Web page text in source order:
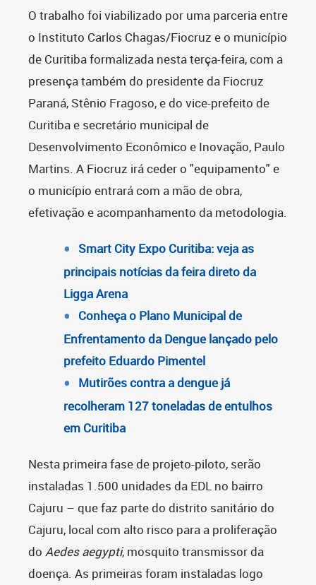
O trabalho foi viabilizado por uma parceria entre
o Instituto Carlos Chagas/Fiocruz e o município
de Curitiba formalizada nesta terça-feira, com a
presença também do presidente da Fiocruz
Paraná, Stênio Fragoso, e do vice-prefeito de
Curitiba e secretário municipal de
Desenvolvimento Econômico e Inovação, Paulo
Martins. A Fiocruz irá ceder o "equipamento" e
o município entrará com a mão de obra,
efetivação e acompanhamento da metodologia.
Smart City Expo Curitiba: veja as
principais notícias da feira direto da
Ligga Arena
Conheça o Plano Municipal de
Enfrentamento da Dengue lançado pelo
prefeito Eduardo Pimentel
Mutirões contra a dengue já
recolheram 127 toneladas de entulhos
em Curitiba
Nesta primeira fase de projeto-piloto, serão
instaladas 1.500 unidades da EDL no bairro
Cajuru – que faz parte do distrito sanitário do
Cajuru, local com alto risco para a proliferação
do Aedes aegypti, mosquito transmissor da
doença. As primeiras foram instaladas logo